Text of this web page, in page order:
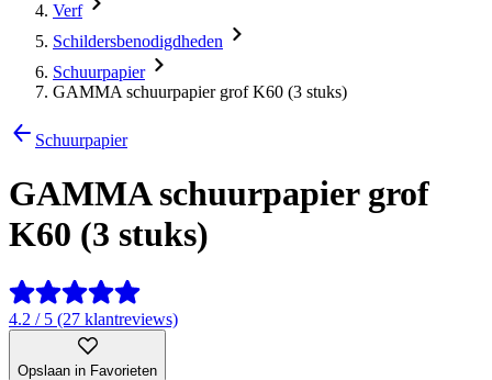
Verf
Schildersbenodigdheden
Schuurpapier
GAMMA schuurpapier grof K60 (3 stuks)
Schuurpapier
GAMMA schuurpapier grof
K60 (3 stuks)
4.2 / 5 (27 klantreviews)
Opslaan in Favorieten